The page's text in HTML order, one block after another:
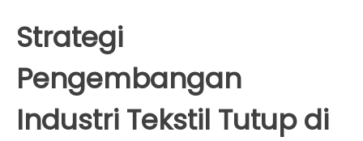
Strategi
Pengembangan
Industri Tekstil Tutup di